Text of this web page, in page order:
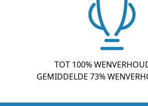
TOT 100%
GEMIDDELDE 73%